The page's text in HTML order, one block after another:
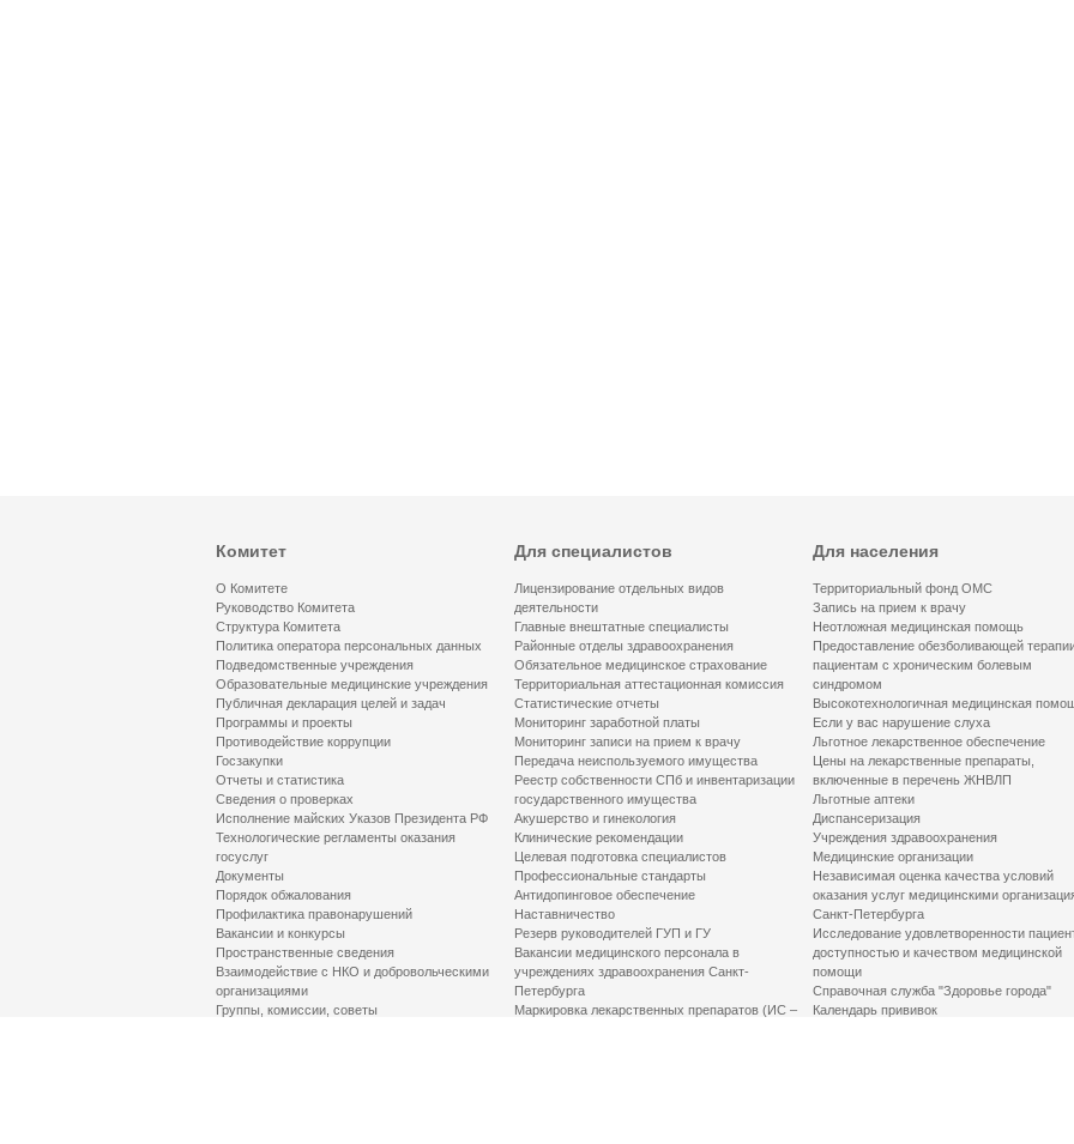
Комитет
О Комитете
Руководство Комитета
Структура Комитета
Политика оператора персональных данных
Подведомственные учреждения
Образовательные медицинские учреждения
Публичная декларация целей и задач
Программы и проекты
Противодействие коррупции
Госзакупки
Отчеты и статистика
Сведения о проверках
Исполнение майских Указов Президента РФ
Технологические регламенты оказания
госуслуг
Документы
Порядок обжалования
Профилактика правонарушений
Вакансии и конкурсы
Пространственные сведения
Взаимодействие с НКО и добровольческими
организациями
Группы, комиссии, советы
Для специалистов
Лицензирование отдельных видов
деятельности
Главные внештатные специалисты
Районные отделы здравоохранения
Обязательное медицинское страхование
Территориальная аттестационная комиссия
Статистические отчеты
Мониторинг заработной платы
Мониторинг записи на прием к врачу
Передача неиспользуемого имущества
Реестр собственности СПб и инвентаризации
государственного имущества
Акушерство и гинекология
Клинические рекомендации
Целевая подготовка специалистов
Профессиональные стандарты
Антидопинговое обеспечение
Наставничество
Резерв руководителей ГУП и ГУ
Вакансии медицинского персонала в
учреждениях здравоохранения Санкт-
Петербурга
Маркировка лекарственных препаратов (ИС –
Для населения
Территориальный фонд ОМС
Запись на прием к врачу
Неотложная медицинская помощь
Предоставление обезболивающей
пациентам с хроническим болевым
синдромом
Высокотехнологичная медицинская
Если у вас нарушение слуха
Льготное лекарственное обеспечение
Цены на лекарственные препараты,
включенные в перечень ЖНВЛП
Льготные аптеки
Диспансеризация
Учреждения здравоохранения
Медицинские организации
Независимая оценка качества условий
оказания услуг медицинскими
Санкт-Петербурга
Исследование удовлетворенности
доступностью и качеством медицинской
помощи
Справочная служба "Здоровье города"
Календарь прививок